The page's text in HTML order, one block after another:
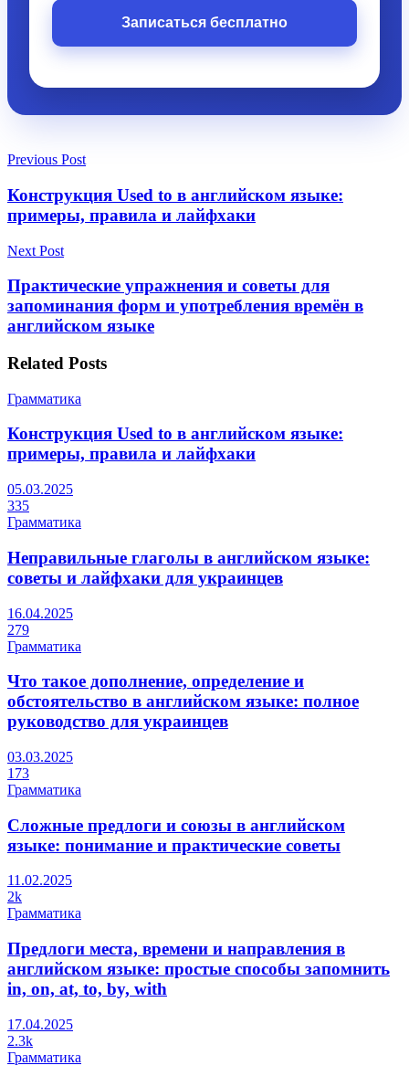
Записаться бесплатно
Previous Post
Конструкция Used to в английском языке:
примеры, правила и лайфхаки
Next Post
Практические упражнения и советы для
запоминания форм и употребления времён в
английском языке
Related Posts
Грамматика
Конструкция Used to в английском языке:
примеры, правила и лайфхаки
05.03.2025
335
Грамматика
Неправильные глаголы в английском языке:
советы и лайфхаки для украинцев
16.04.2025
279
Грамматика
Что такое дополнение, определение и
обстоятельство в английском языке: полное
руководство для украинцев
03.03.2025
173
Грамматика
Сложные предлоги и союзы в английском
языке: понимание и практические советы
11.02.2025
2k
Грамматика
Предлоги места, времени и направления в
английском языке: простые способы запомнить
in, on, at, to, by, with
17.04.2025
2.3k
Грамматика